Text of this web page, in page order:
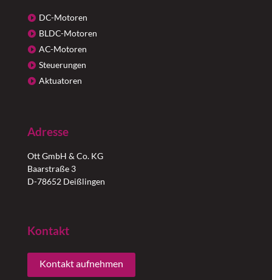
DC-Motoren
BLDC-Motoren
AC-Motoren
Steuerungen
Aktuatoren
Adresse
Ott GmbH & Co. KG
Baarstraße 3
D-78652 Deißlingen
Kontakt
Kontakt aufnehmen